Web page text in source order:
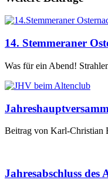
14. Stemmeraner
Was für ein Abend!
Beitrag von Karl-Christian
Jahresabschluss des